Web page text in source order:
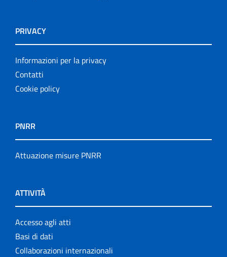
PRIVACY
Informazioni per la privacy
Contatti
Cookie policy
PNRR
Attuazione misure PNRR
ATTIVITÀ
Accesso agli atti
Basi di dati
Collaborazioni internazionali